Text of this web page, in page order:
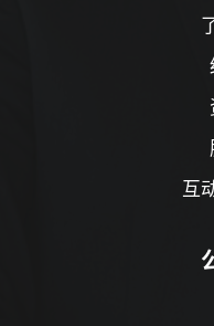
互